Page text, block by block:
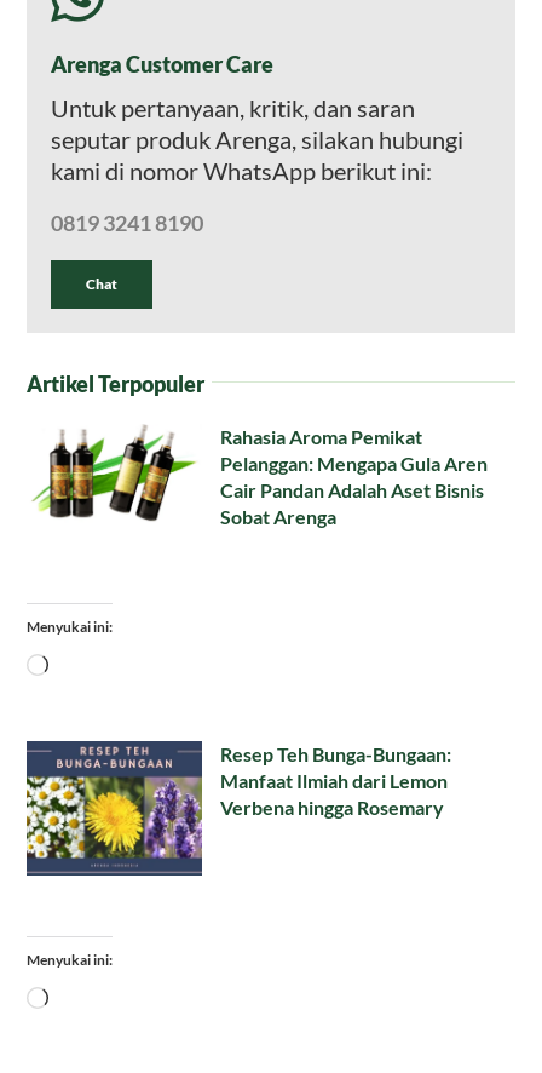
Arenga Customer Care
Untuk pertanyaan, kritik, dan saran
seputar produk Arenga, silakan hubungi
kami di nomor WhatsApp berikut ini:
0819 3241 8190
Chat
Artikel Terpopuler
Rahasia Aroma Pemikat
Pelanggan: Mengapa Gula Aren
Cair Pandan Adalah Aset Bisnis
Sobat Arenga
Menyukai ini:
Memuat...
Resep Teh Bunga-Bungaan:
Manfaat Ilmiah dari Lemon
Verbena hingga Rosemary
Menyukai ini:
Memuat...